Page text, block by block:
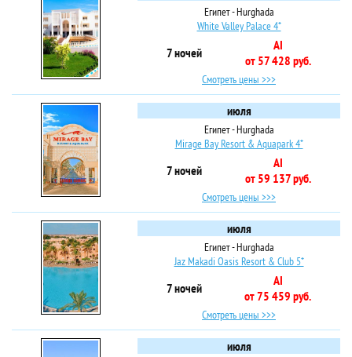
Египет - Hurghada
White Valley Palace 4*
7 ночей
AI
от 57 428 руб.
Смотреть цены >>>
июля
Египет - Hurghada
Mirage Bay Resort & Aquapark 4*
7 ночей
AI
от 59 137 руб.
Смотреть цены >>>
июля
Египет - Hurghada
Jaz Makadi Oasis Resort & Club 5*
7 ночей
AI
от 75 459 руб.
Смотреть цены >>>
июля